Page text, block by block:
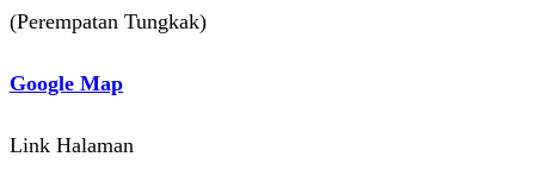
(Perempatan Tungkak)
Google Map
Link Halaman